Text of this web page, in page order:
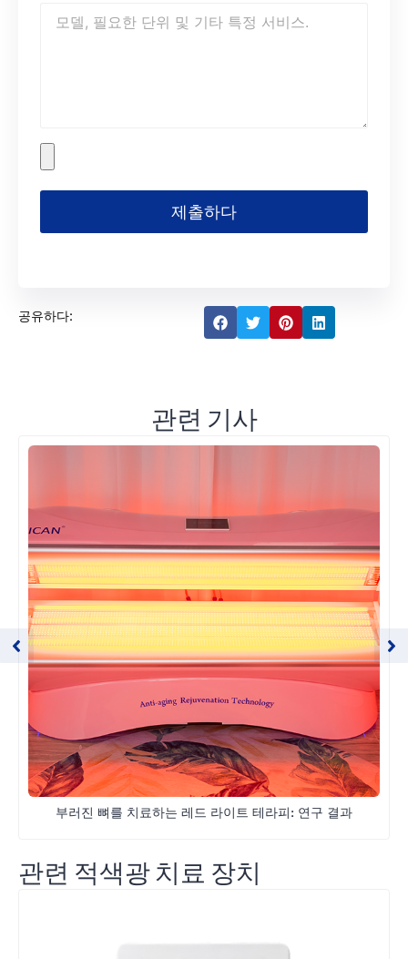
제출하다
공유하다:
관련 기사
부러진 뼈를 치료하는 레드 라이트 테라피: 연구 결과
관련 적색광 치료 장치